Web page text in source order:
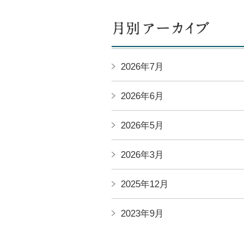
2026年7月
2026年6月
2026年5月
2026年3月
2025年12月
2023年9月